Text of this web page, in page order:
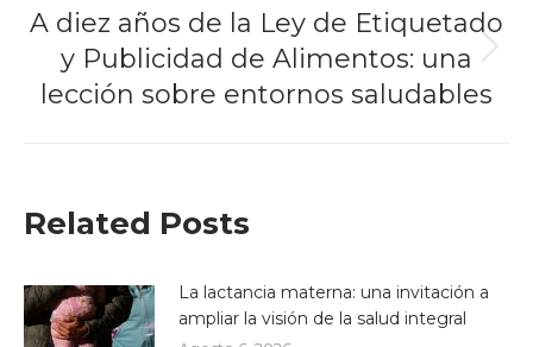
Next
post:
A diez años de la Ley de Etiquetado
y Publicidad de Alimentos: una
lección sobre entornos saludables
Related Posts
La lactancia materna: una invitación a
ampliar la visión de la salud integral